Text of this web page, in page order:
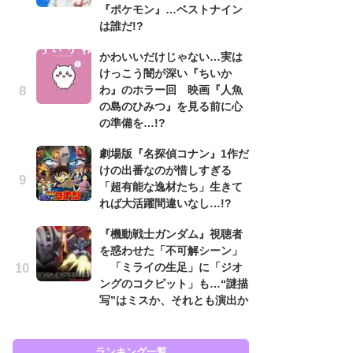
『ポケモン』…ベストナイン
は誰だ!?
かわいいだけじゃない…実は
けっこう闇が深い『ちいか
わ』のホラー回 映画『人魚
の島のひみつ』を見る前に心
の準備を…!?
劇場版『名探偵コナン』1作だ
けの出番なのが惜しすぎる
「超有能な逸材たち」生きて
れば大活躍間違いなし…!?
『機動戦士ガンダム』視聴者
を惑わせた「不可解シーン」
「ミライの生足」に「ジオ
ングのコクピット」も…“謎描
写”はミスか、それとも演出か